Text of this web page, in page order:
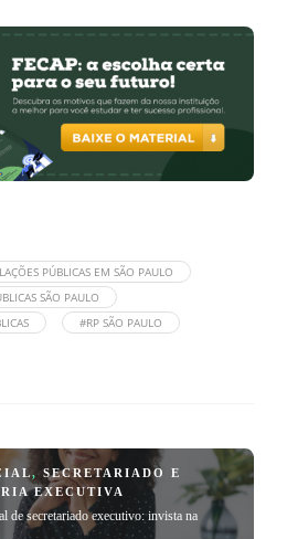
PÚBLICAS EM SÃO PAULO
SÃO PAULO
#RP SÃO PAULO
, SECRETARIADO E
EXECUTIVA
de secretariado executivo: invista na